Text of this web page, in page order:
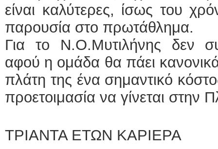
είναι καλύτερες, ίσως του
παρουσία στο πρωτάθλημα.
Για το Ν.Ο.Μυτιλήνης δεν
αφού η ομάδα θα πάει
πλάτη της ένα σημαντικό
προετοιμασία να γίνεται στην
ΤΡΙΑΝΤΑ ΕΤΩΝ ΚΑΡΙΕΡΑ